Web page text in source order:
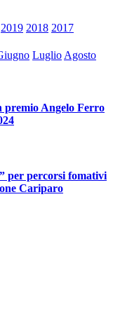
2019 2018 2017
Luglio Agosto
premio Angelo Ferro
per percorsi fomativi
Cariparo